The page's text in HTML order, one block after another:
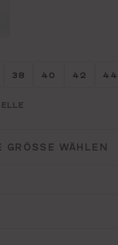
wählen
Größe wählen
38 Größe
40 Größe
42 44
GRÖSSE WÄHLEN